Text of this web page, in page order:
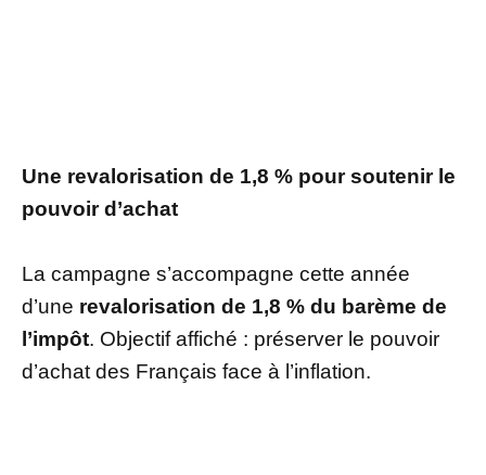
Une revalorisation de 1,8 % pour soutenir le
pouvoir d’achat
La campagne s’accompagne cette année
d’une revalorisation de 1,8 % du barème de
l’impôt. Objectif affiché : préserver le pouvoir
d’achat des Français face à l’inflation.